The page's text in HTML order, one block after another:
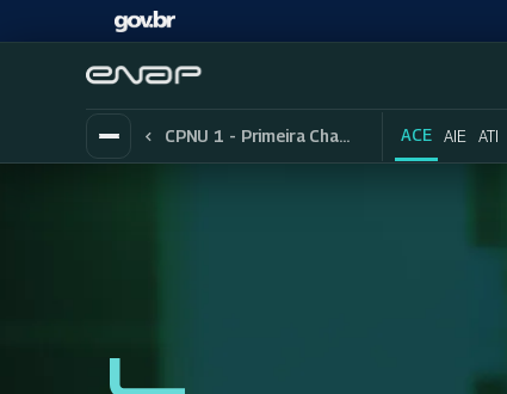
CPNU 1 - Primeira Chamada ACE AIE ATI